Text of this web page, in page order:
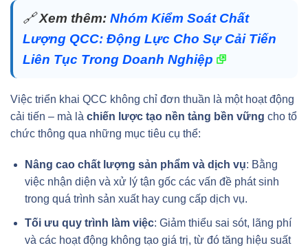
🔗Xem thêm: Nhóm Kiểm Soát Chất
Lượng QCC: Động Lực Cho Sự Cải Tiến
Liên Tục Trong Doanh Nghiệp
Việc triển khai QCC không chỉ đơn thuần là một hoạt động
cải tiến – mà là chiến lược tạo nền tảng bền vững cho tổ
chức thông qua những mục tiêu cụ thể:
Nâng cao chất lượng sản phẩm và dịch vụ: Bằng
việc nhận diện và xử lý tận gốc các vấn đề phát sinh
trong quá trình sản xuất hay cung cấp dịch vụ.
Tối ưu quy trình làm việc: Giảm thiểu sai sót, lãng phí
và các hoạt động không tạo giá trị, từ đó tăng hiệu suất